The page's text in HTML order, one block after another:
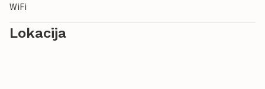
WiFi
Lokacija